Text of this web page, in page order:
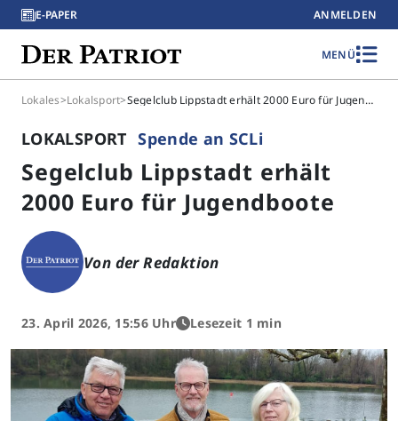
E-PAPER ANMELDEN
MENÜ
Lokales>Lokalsport> Segelclub Lippstadt erhält 2000 Euro für Jugendboote
LOKALSPORT Spende an SCLi
Segelclub Lippstadt erhält
2000 Euro für Jugendboote
Von der Redaktion
23. April 2026, 15:56 Uhr Lesezeit 1 min